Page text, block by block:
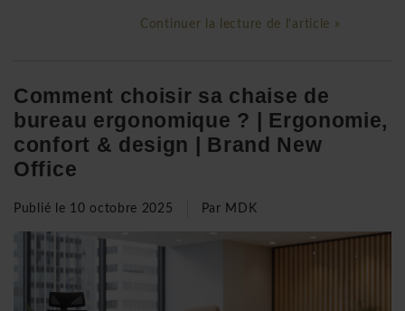
Continuer la lecture de l'article »
Comment choisir sa chaise de
bureau ergonomique ? | Ergonomie,
confort & design | Brand New
Office
Publié le 10 octobre 2025 Par MDK